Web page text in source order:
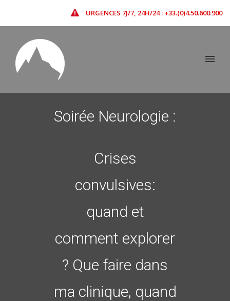
URGENCES 7J/7, 24H/24 : +33.(0)4.50.600.900
Soirée Neurologie :
Crises
convulsives:
quand et
comment explorer
? Que faire dans
ma clinique, quand